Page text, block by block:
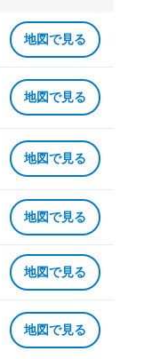
地図で見る
地図で見る
地図で見る
地図で見る
地図で見る
地図で見る